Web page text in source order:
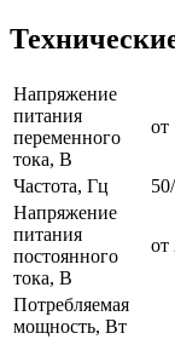
Напряжение
питания
переменного
тока, В
Частота, Гц
Напряжение
питания
постоянного
тока, В
от
Потребляемая
мощность, Вт